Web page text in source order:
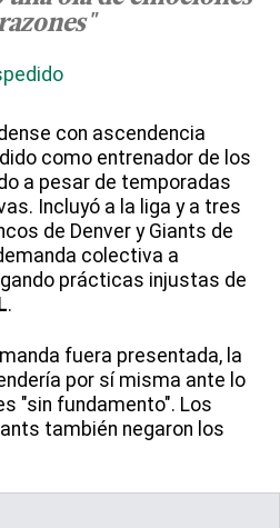
con ascendencia
como entrenador de los
a pesar de temporadas
Incluyó a la liga y a tres
de Denver y Giants de
colectiva a
prácticas injustas de
.
fuera presentada, la
por sí misma ante lo
"sin fundamento". Los
también negaron los